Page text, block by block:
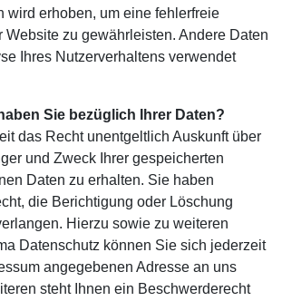
wird erhoben, um eine fehlerfreie
Website zu gewährleisten. Andere Daten
Ihres Nutzerverhaltens verwendet
Sie bezüglich Ihrer Daten?
das Recht unentgeltlich Auskunft über
und Zweck Ihrer gespeicherten
Daten zu erhalten. Sie haben
die Berichtigung oder Löschung
Hierzu sowie zu weiteren
Datenschutz können Sie sich jederzeit
angegebenen Adresse an uns
steht Ihnen ein Beschwerderecht